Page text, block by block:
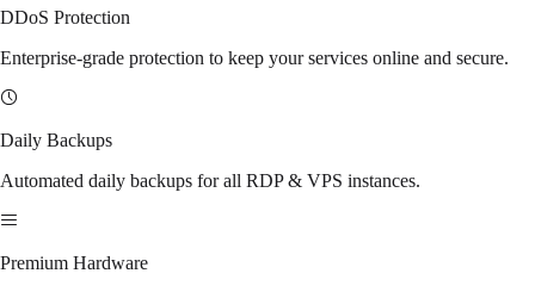
DDoS Protection
Enterprise-grade protection to keep your services online and secure.
Daily Backups
Automated daily backups for all RDP & VPS instances.
Premium Hardware